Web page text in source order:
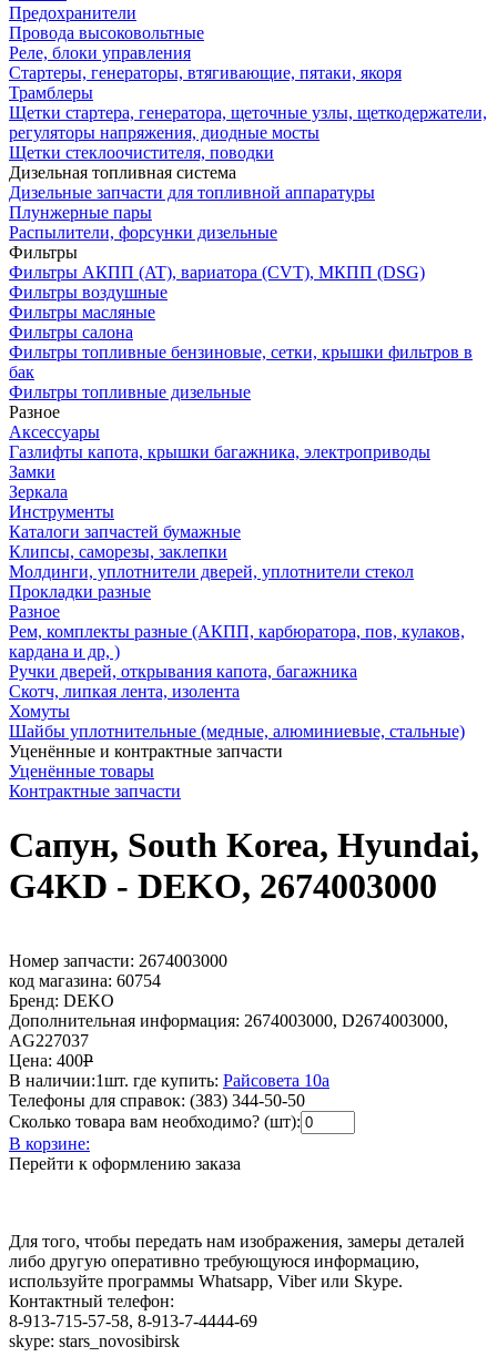
Предохранители
Провода высоковольтные
Реле, блоки управления
Стартеры, генераторы, втягивающие, пятаки, якоря
Трамблеры
Щетки стартера, генератора, щеточные узлы, щеткодержатели,
регуляторы напряжения, диодные мосты
Щетки стеклоочистителя, поводки
Дизельная топливная система
Дизельные запчасти для топливной аппаратуры
Плунжерные пары
Распылители, форсунки дизельные
Фильтры
Фильтры АКПП (AT), вариатора (CVT), МКПП (DSG)
Фильтры воздушные
Фильтры масляные
Фильтры салона
Фильтры топливные бензиновые, сетки, крышки фильтров в
бак
Фильтры топливные дизельные
Разное
Аксесcуары
Газлифты капота, крышки багажника, электроприводы
Замки
Зеркала
Инструменты
Каталоги запчастей бумажные
Клипсы, саморезы, заклепки
Молдинги, уплотнители дверей, уплотнители стекол
Прокладки разные
Разное
Рем, комплекты разные (АКПП, карбюратора, пов, кулаков,
кардана и др, )
Ручки дверей, открывания капота, багажника
Скотч, липкая лента, изолента
Хомуты
Шайбы уплотнительные (медные, алюминиевые, стальные)
Уценённые и контрактные запчасти
Уценённые товары
Контрактные запчасти
Сапун, South Korea, Hyundai,
G4KD - DEKO, 2674003000
Номер запчасти: 2674003000
код магазина: 60754
Бренд: DEKO
Дополнительная информация: 2674003000, D2674003000,
AG227037
Цена: 400Р
В наличии:1шт. где купить: Райсовета 10а
Телефоны для справок: (383) 344-50-50
Сколько товара вам необходимо? (шт):
В корзине:
Перейти к оформлению заказа
Для того, чтобы передать нам изображения, замеры деталей
либо другую оперативно требующуюся информацию,
используйте программы Whatsapp, Viber или Skype.
Контактный телефон:
8-913-715-57-58, 8-913-7-4444-69
skype: stars_novosibirsk